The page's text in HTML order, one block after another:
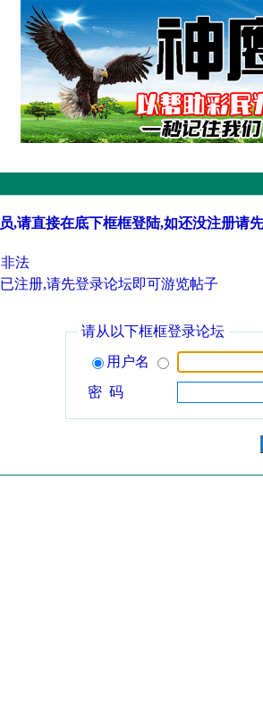
,请直接在底下框框登陆,如还没注册请
法
注册,请先登录论坛即可游览帖子
请从以下框框登录论坛
用户名
密 码